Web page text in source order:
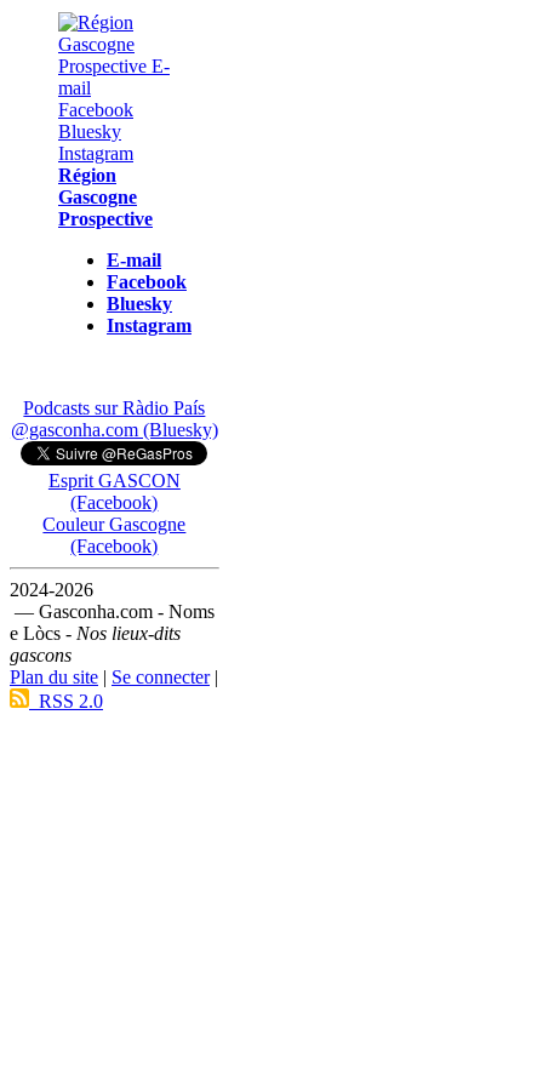
Région
Gascogne
Prospective
E-mail
Facebook
Bluesky
Instagram
Podcasts sur Ràdio País
@gasconha.com (Bluesky)
Esprit GASCON
(Facebook)
Couleur Gascogne
(Facebook)
2024-2026
— Gasconha.com - Noms
e Lòcs - Nos lieux-dits
gascons
Plan du site | Se connecter|
RSS 2.0